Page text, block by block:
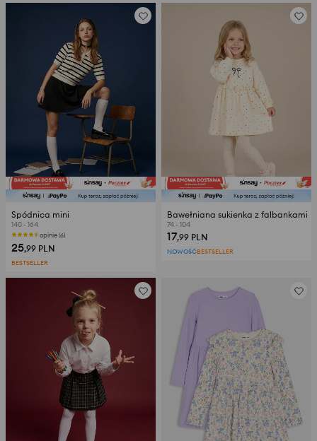
Spódnica mini
140 - 164
opinie (6)
25,99 PLN
BESTSELLER
Bawełniana sukienka z falbankami
74 - 104
17,99 PLN
NOWOŚĆBESTSELLER